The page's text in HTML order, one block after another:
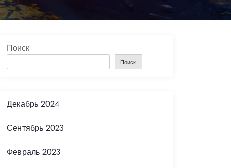
Поиск
Поиск
Декабрь 2024
Сентябрь 2023
Февраль 2023